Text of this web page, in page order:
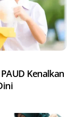
Kenalkan